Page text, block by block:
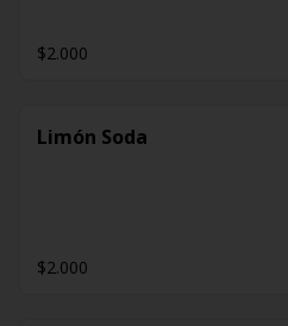
$2.000
Limón Soda
$2.000